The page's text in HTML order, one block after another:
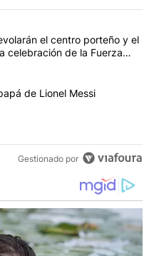
más comentarios en los
"Los aviones F 16
el centro porteño y el
celebración de la Fuerza
"Murió Jorge Messi, el
de Lionel Messi
Gestionado por